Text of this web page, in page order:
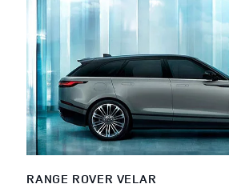
RANGE ROVER VELAR